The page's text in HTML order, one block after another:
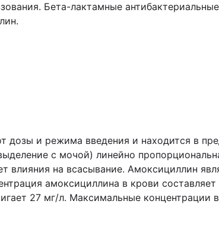
Бета-лактамные
дозы и режима введения и находится в
с мочой) линейно
влияния на всасывание. Амоксициллин
амоксициллина в крови составляет
27 мг/л. Максимальные концентрации